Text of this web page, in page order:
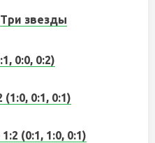
Три звезды
0:0, 0:2)
0:1, 0:1)
(0:1, 1:0, 0:1)